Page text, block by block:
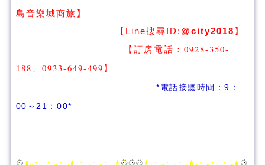
島音樂城商旅 】
【Line搜尋ID:@city2018 】
【訂房電話：0928-350-
188、0933-649-499 】
*電話接聽時間：9：
00～21：00*